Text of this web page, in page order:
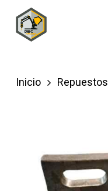
Inicio Repuestos